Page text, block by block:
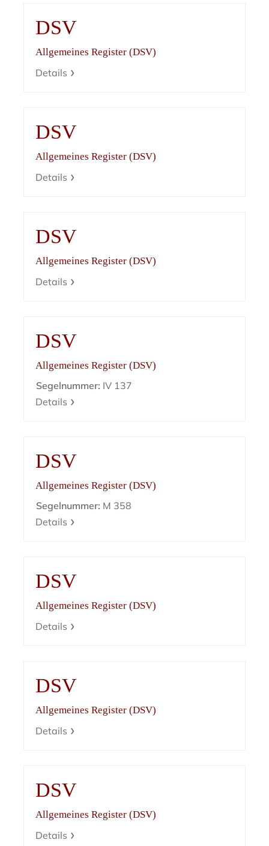
DSV
Allgemeines Register (DSV)
Details
DSV
Allgemeines Register (DSV)
Details
DSV
Allgemeines Register (DSV)
Details
DSV
Allgemeines Register (DSV)
Segelnummer: IV 137
Details
DSV
Allgemeines Register (DSV)
Segelnummer: M 358
Details
DSV
Allgemeines Register (DSV)
Details
DSV
Allgemeines Register (DSV)
Details
DSV
Allgemeines Register (DSV)
Details